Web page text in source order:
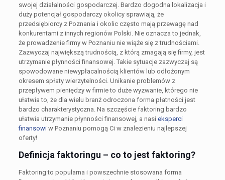
swojej działalności gospodarczej. Bardzo dogodna lokalizacja i
duży potencjał gospodarczy okolicy sprawiają, że
przedsiębiorcy z Poznania i okolic często mają przewagę nad
konkurentami z innych regionów Polski. Nie oznacza to jednak,
że prowadzenie firmy w Poznaniu nie wiąże się z trudnościami.
Zazwyczaj największą trudnością, z którą zmagają się firmy, jest
utrzymanie płynności finansowej. Takie sytuacje zazwyczaj są
spowodowane niewypłacalnością klientów lub odłożonym
okresem spłaty wierzytelności. Unikanie problemów z
przepływem pieniędzy w firmie to duże wyzwanie, którego nie
ułatwia to, że dla wielu branż odroczona forma płatności jest
bardzo charakterystyczna. Na szczęście faktoring bardzo
ułatwia utrzymanie płynności finansowej, a nasi eksperci
finansowiw Poznaniu pomogą Ci w znalezieniu najlepszej
oferty!
Definicja faktoringu – co to jest faktoring?
Faktoring to popularna i powszechnie stosowana forma